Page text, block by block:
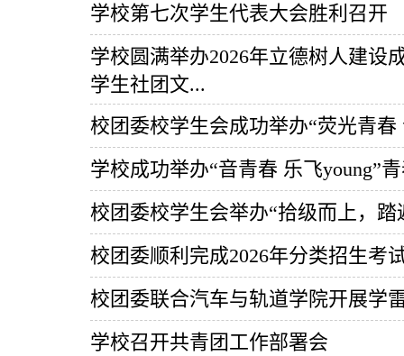
学校第七次学生代表大会胜利召开
学校圆满举办2026年立德树人建设
学生社团文...
校团委校学生会成功举办“荧光青
学校成功举办“音青春 乐飞young”
校团委校学生会举办“拾级而上，
校团委顺利完成2026年分类招生考
校团委联合汽车与轨道学院开展学
学校召开共青团工作部署会